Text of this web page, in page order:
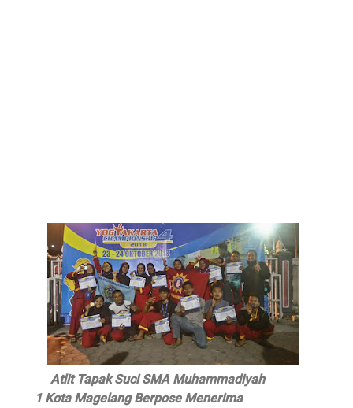
Atlit Tapak Suci SMA Muhammadiyah
1 Kota Magelang Berpose Menerima